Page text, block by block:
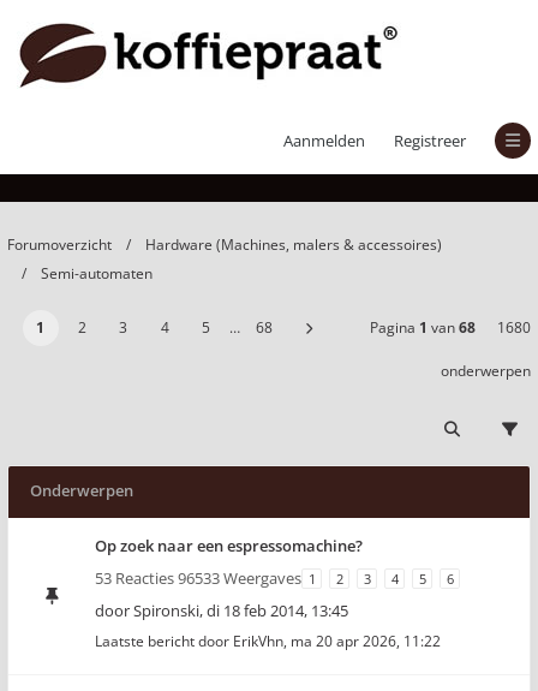
Aanmelden Registreer
Forumoverzicht
Hardware (Machines, malers & accessoires)
Semi-automaten
1 2 3 4 5 … 68 Pagina 1 van68 1680
onderwerpen
Onderwerpen
Op zoek naar een espressomachine?
53 Reacties 96533 Weergaves 1 2 3 4 5 6
doorSpironski,di 18 feb 2014, 13:45
Laatste bericht door ErikVhn, ma 20 apr 2026, 11:22